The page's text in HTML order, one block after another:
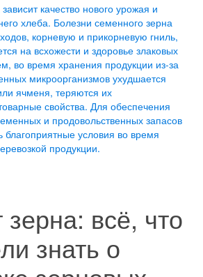
качество нового урожая и
хлеба. Болезни семенного зерна
корневую и прикорневую гниль,
на всхожести и здоровье злаковых
во время хранения продукции из-за
микроорганизмов ухудшается
ячменя, теряются их
свойства. Для обеспечения
и продовольственных запасов
благоприятные условия во время
продукции.
зерна: всё, что
знать о